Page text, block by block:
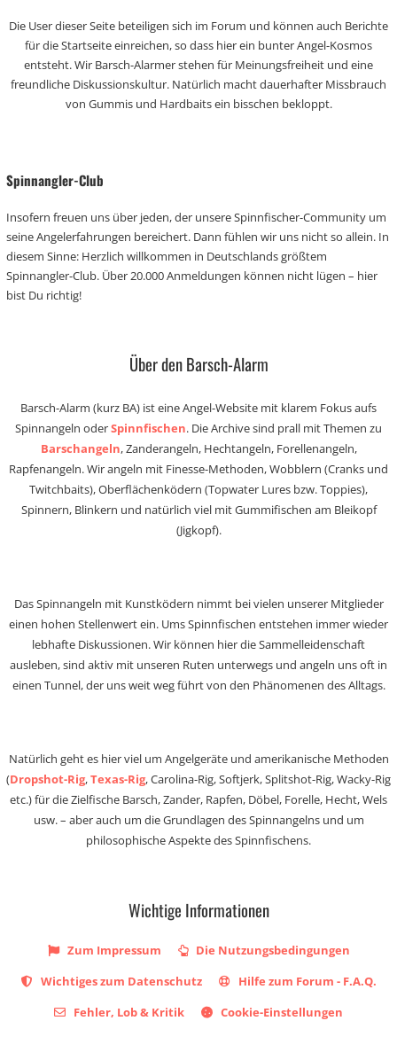
Die User dieser Seite beteiligen sich im Forum und können auch Berichte
für die Startseite einreichen, so dass hier ein bunter Angel-Kosmos
entsteht. Wir Barsch-Alarmer stehen für Meinungsfreiheit und eine
freundliche Diskussionskultur. Natürlich macht dauerhafter Missbrauch
von Gummis und Hardbaits ein bisschen bekloppt.
Spinnangler-Club
Insofern freuen uns über jeden, der unsere Spinnfischer-Community um
seine Angelerfahrungen bereichert. Dann fühlen wir uns nicht so allein. In
diesem Sinne: Herzlich willkommen in Deutschlands größtem
Spinnangler-Club. Über 20.000 Anmeldungen können nicht lügen – hier
bist Du richtig!
Über den Barsch-Alarm
Barsch-Alarm (kurz BA) ist eine Angel-Website mit klarem Fokus aufs
Spinnangeln oderSpinnfischen. Die Archive sind prall mit Themen zu
Barschangeln, Zanderangeln, Hechtangeln, Forellenangeln,
Rapfenangeln. Wir angeln mit Finesse-Methoden, Wobblern (Cranks und
Twitchbaits), Oberflächenködern (Topwater Lures bzw. Toppies),
Spinnern, Blinkern und natürlich viel mit Gummifischen am Bleikopf
(Jigkopf).
Das Spinnangeln mit Kunstködern nimmt bei vielen unserer Mitglieder
einen hohen Stellenwert ein. Ums Spinnfischen entstehen immer wieder
lebhafte Diskussionen. Wir können hier die Sammelleidenschaft
ausleben, sind aktiv mit unseren Ruten unterwegs und angeln uns oft in
einen Tunnel, der uns weit weg führt von den Phänomenen des Alltags.
Natürlich geht es hier viel um Angelgeräte und amerikanische Methoden
(Dropshot-Rig,Texas-Rig, Carolina-Rig, Softjerk, Splitshot-Rig, Wacky-Rig
etc.) für die Zielfische Barsch, Zander, Rapfen, Döbel, Forelle, Hecht, Wels
usw. – aber auch um die Grundlagen des Spinnangelns und um
philosophische Aspekte des Spinnfischens.
Wichtige Informationen
Zum Impressum
Die Nutzungsbedingungen
Wichtiges zum Datenschutz
Hilfe zum Forum - F.A.Q.
Fehler, Lob & Kritik
Cookie-Einstellungen